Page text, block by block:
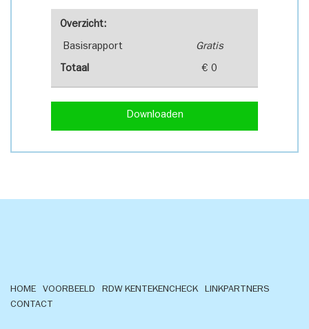
Overzicht:
Basisrapport Gratis
Totaal € 0
Downloaden
HOME VOORBEELD RDW KENTEKENCHECK
LINKPARTNERS
CONTACT